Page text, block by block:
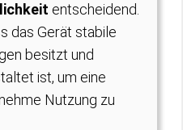
entscheidend.
das Gerät stabile
besitzt und
ist, um eine
Nutzung zu